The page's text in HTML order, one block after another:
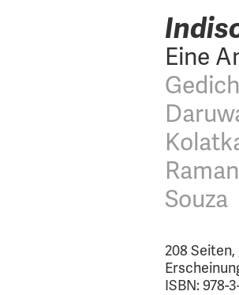
Eine
Souza
208
ISBN: 978-